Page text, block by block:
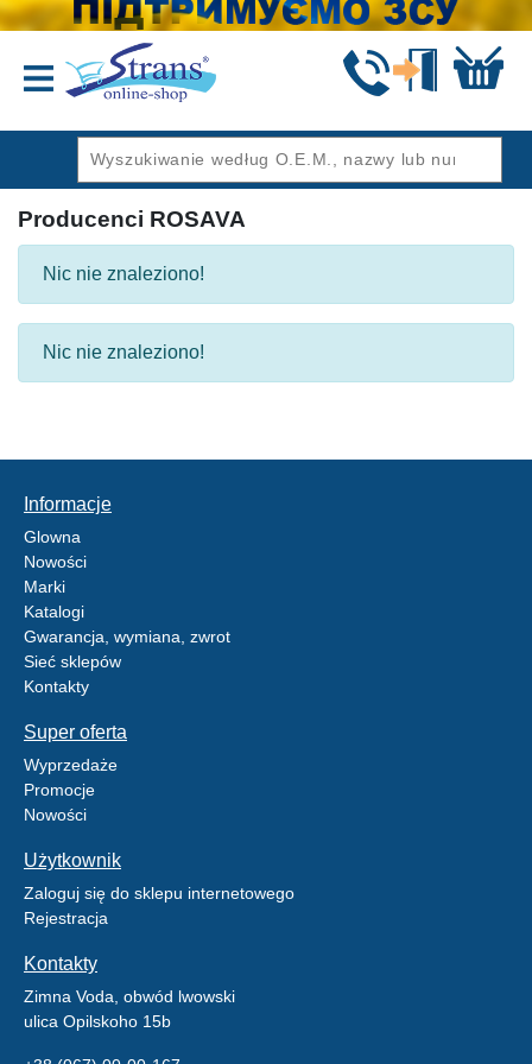
Producenci ROSAVA
Nic nie znaleziono!
Nic nie znaleziono!
Informacje
Glowna
Nowości
Marki
Katalogi
Gwarancja, wymiana, zwrot
Sieć sklepów
Kontakty
Super oferta
Wyprzedaże
Promocje
Nowości
Użytkownik
Zaloguj się do sklepu internetowego
Rejestracja
Kontakty
Zimna Voda, obwód lwowski
ulica Opilskoho 15b